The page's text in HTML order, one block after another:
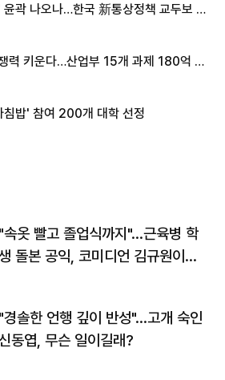
곽 나오나…한국 新통상정책 교두보 활
력 키운다…산업부 15개 과제 180억 지
침밥' 참여 200개 대학 선정
"속옷 빨고 졸업식까지"…근육병 학
돌본 공익, 코미디언 김규원이었
"경솔한 언행 깊이 반성"…고개 숙인
동엽, 무슨 일이길래?